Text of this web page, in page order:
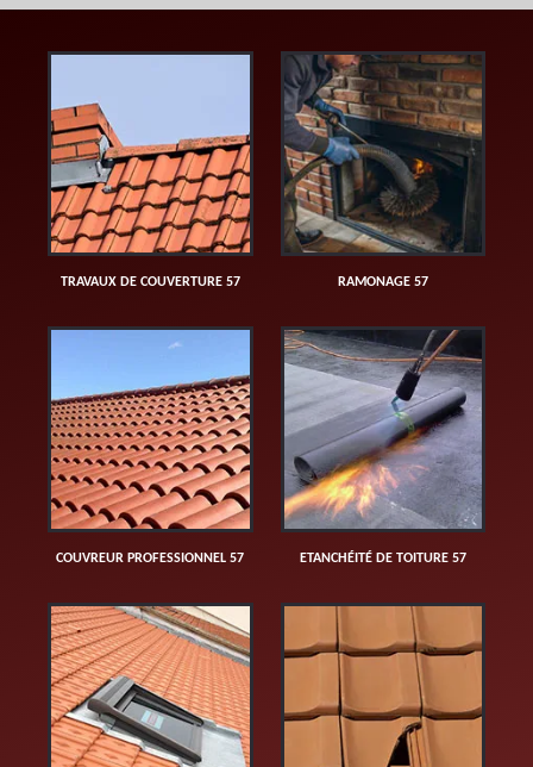
TRAVAUX DE COUVERTURE 57 RAMONAGE 57
COUVREUR PROFESSIONNEL 57 ETANCHÉITÉ DE TOITURE 57